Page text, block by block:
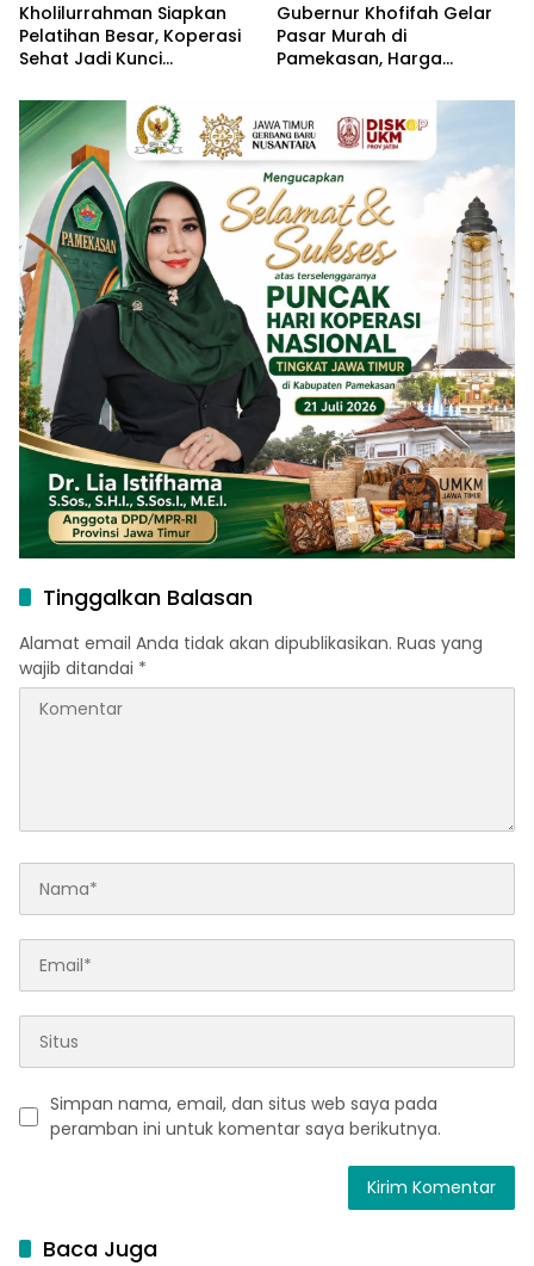
Kholilurrahman Siapkan
Pelatihan Besar, Koperasi
Sehat Jadi Kunci
Pamekasan
Gubernur Khofifah Gelar
Pasar Murah di
Pamekasan, Harga
Jaga Daya Beli Warga
Tinggalkan Balasan
Alamat email Anda tidak akan dipublikasikan. Ruas yang
wajib ditandai *
Simpan nama, email, dan situs web saya pada
peramban ini untuk komentar saya berikutnya.
Baca Juga